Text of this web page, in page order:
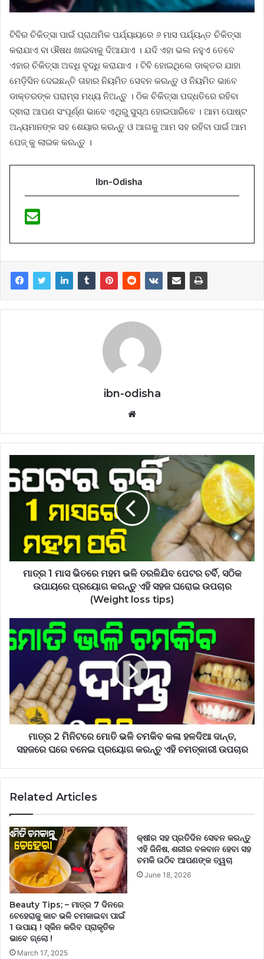
ଟିବିର ଚିକିତ୍ସା ପାଇଁ ପ୍ରାଥମିକ ପର୍ଯ୍ୟାୟରେ ୬ ମାସ ପର୍ଯ୍ୟନ୍ତ ଚିକିତ୍ସା
କରାଯାଏ ବା ଔଷଧ ଖାଇବାକୁ ଦିଆଯାଏ । ଯଦି ଏହା ଭଲ ନହୁଏ ତେବେ
ଏହାର ଚିକିତ୍ସା ଅବଧି ବୃଦ୍ଧି କରାଯାଏ । ଟିବି ହୋଇଥିଲେ ଡାକ୍ତର ଯାହା
ମେଡ଼ିସିନ ଦେଇଛନ୍ତି ତାହାର ନିୟମିତ ସେବନ କରନ୍ତୁ ଓ ନିୟମିତ ଭାବେ
ଡାକ୍ତରଙ୍କ ପରାମ୍ସ ମଧ୍ୟ ନିଅନ୍ତୁ । ଠିକ ଚିକିତ୍ସା ପଦ୍ଧତିରେ ରହିବା
ଦ୍ଵାରା ଆପଣ ସଂପୂର୍ଣ୍ଣ ଭାବେ ଏଥିରୁ ସୁସ୍ଥ ହୋଇପାରିବେ । ଆମ ପୋଷ୍ଟ
ଅନ୍ୟମାନଙ୍କ ସହ ଶେୟାର କରନ୍ତୁ ଓ ଆଗକୁ ଆମ ସହ ରହିବା ପାଇଁ ଆମ
ପେଜ୍ କୁ ଲାଇକ କରନ୍ତୁ ।
Ibn-Odisha
ibn-odisha
Website
ମାତ୍ର 1 ମାସ ଭିତରେ ମହମ ଭଳି ତରଳିଯିବ ପେଟର ଚର୍ବି, ସଠିକ
ଉପାୟରେ ପ୍ରୟୋଗ କରନ୍ତୁ ଏହି ସହଜ ଘରୋଇ ଉପଚାର
(Weight loss tips)
ମାତ୍ର 2 ମିନିଟରେ ମୋତି ଭଳି ଚମକିବ କଳା ହଳଦିଆ ଦାନ୍ତ,
ସହଜରେ ଘରେ ବନେଇ ପ୍ରୟୋଗ କରନ୍ତୁ ଏହି ଚମତ୍କାରୀ ଉପଚାର
Related Articles
Beauty Tips; – ମାତ୍ର 7 ଦିନରେ
ଚେହେରାକୁ କାଚ ଭଳି ଚମକାଇବା ପାଇଁ
1 ଉପାୟ ! ସ୍କିନ କରିବ ପ୍ରାକୃତିକ
ଭାବେ ଗ୍ଲୋ !
March 17, 2025
କ୍ଷୀର ସହ ପ୍ରତିଦିନ ସେବନ କରନ୍ତୁ
ଏହି ଜିନିଷ, ଶରୀର ବଳବାନ ହେବା ସହ
ଚମକି ଉଠିବ ଆପଣଙ୍କ ତ୍ୱଚା
June 18, 2026